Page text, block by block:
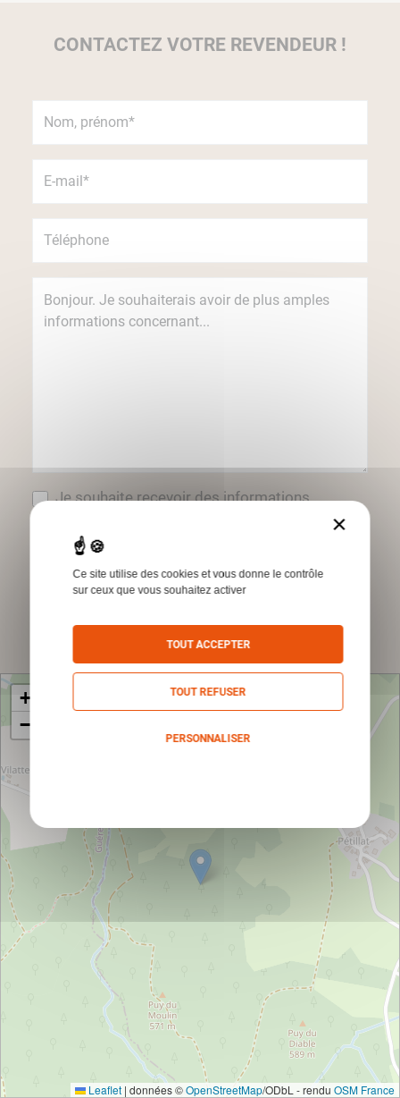
CONTACTEZ VOTRE REVENDEUR !
Je souhaite recevoir des informations
concernant les produits et services Humbert
par e-mail.
*Champs obligatoires
Envoyer
+
−
Leaflet | données ©OpenStreetMap/ODbL - rendu OSM France
×
Ce site utilise des cookies et vous donne le contrôle
sur ceux que vous souhaitez activer
TOUT ACCEPTER
TOUT REFUSER
PERSONNALISER